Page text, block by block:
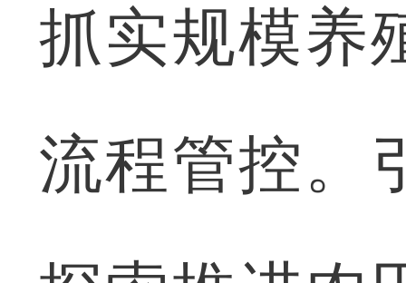
抓实规模养
流程管控。